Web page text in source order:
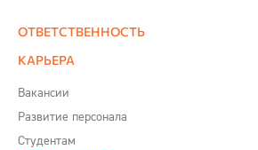
ОТВЕТСТВЕННОСТЬ
КАРЬЕРА
Вакансии
Развитие персонала
Студентам